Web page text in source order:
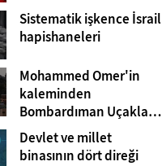
Sistematik işkence İsrail
hapishaneleri
Mohammed Omer'in
kaleminden
Bombardıman Uçakları
ve Tanklar Arasında
Gazze
Devlet ve millet
binasının dört direği